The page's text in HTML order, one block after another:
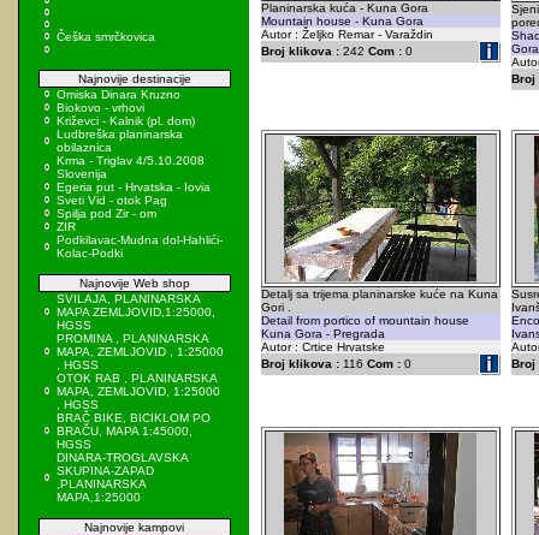
Češka smrčkovica
Najnovije destinacije
Omiska Dinara Kruzno
Biokovo - vrhovi
Križevci - Kalnik (pl. dom)
Ludbreška planinarska
obilaznica
Krma - Triglav 4/5.10.2008
Slovenija
Egeria put - Hrvatska - Iovia
Sveti Vid - otok Pag
Spilja pod Zir - om
ZIR
Podkilavac-Mudna dol-Hahlići-
Kolac-Podki
Najnovije Web shop
SVILAJA, PLANINARSKA
MAPA ZEMLJOVID,1:25000,
HGSS
PROMINA , PLANINARSKA
MAPA, ZEMLJOVID , 1:25000
, HGSS
OTOK RAB , PLANINARSKA
MAPA, ZEMLJOVID, 1:25000
, HGSS
BRAČ BIKE, BICIKLOM PO
BRAČU, MAPA 1:45000,
HGSS
DINARA-TROGLAVSKA
SKUPINA-ZAPAD
,PLANINARSKA
MAPA,1:25000
Najnovije kampovi
Planinarska kuća - Kuna Gora
Mountain house - Kuna Gora
Autor : Željko Remar - Varaždin
Broj klikova :242 Com :0
Broj
Detalj sa trijema planinarske kuće na Kuna
Gori .
Detail from portico of mountain house
Kuna Gora - Pregrada
Autor : Crtice Hrvatske
Broj klikova :116 Com :0
Broj